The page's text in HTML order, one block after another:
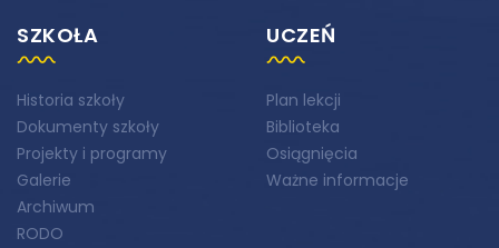
SZKOŁA
Historia szkoły
Dokumenty szkoły
Projekty i programy
Galerie
Archiwum
RODO
UCZEŃ
Plan lekcji
Biblioteka
Osiągnięcia
Ważne informacje